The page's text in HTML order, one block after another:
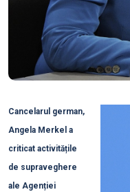
Cancelarul german,
Angela Merkel a
criticat activitățile
de supraveghere
ale Agenției